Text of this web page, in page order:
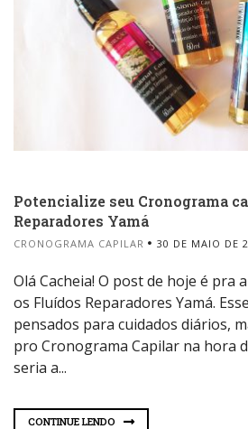
Potencialize seu Cronograma
Reparadores Yamá
CRONOGRAMA CAPILAR 30 DE MAIO DE
Olá Cacheia! O post de hoje é pra
os Fluídos Reparadores Yamá.
pensados para cuidados diários,
pro Cronograma Capilar na hora
seria a...
CONTINUE LENDO